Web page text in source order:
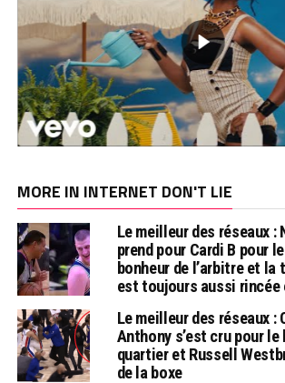
MORE IN INTERNET DON'T LIE
Le meilleur des réseaux
prend pour Cardi B pour
bonheur de l’arbitre et
est toujours aussi rincée
Le meilleur des réseaux :
Anthony s’est cru pour le
quartier et Russell
de la boxe